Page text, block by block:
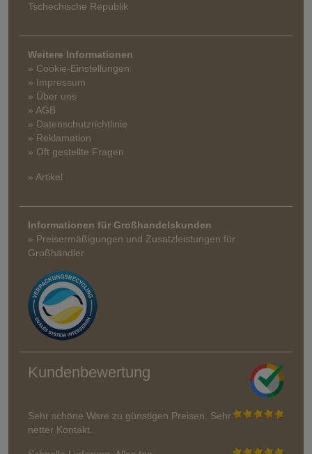
Tschechische Republik
Weitere Informationen
» Cookie-Einstellungen
» Impressum
» Über uns
» AGB
» Datenschutzrichtlinie
» Reklamation
» Oft gestellte Fragen
» Artikel
Informationen für Großhandelskunden
» Preisermäßigungen und Zusatzleistungen für
Großhändler
Kundenbewertung
Sehr schöne Ware zu günstigen Preisen. Sehr
netter Kontakt.